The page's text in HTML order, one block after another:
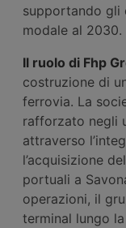
supportando gli
modale al 2030.
Il ruolo di Fhp
costruzione di
ferrovia. La
rafforzato negli
attraverso
l’acquisizione
portuali a
operazioni, il
terminal lungo